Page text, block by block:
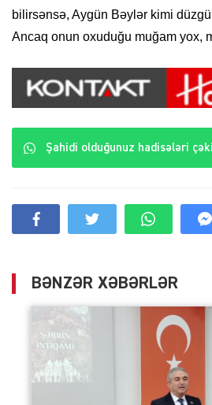
bilirsənsə, Aygün Bəylər kimi
Ancaq onun oxuduğu muğam yox,
Şahidi olduğunuz hadisələri
BƏNZƏR XƏBƏRLƏR